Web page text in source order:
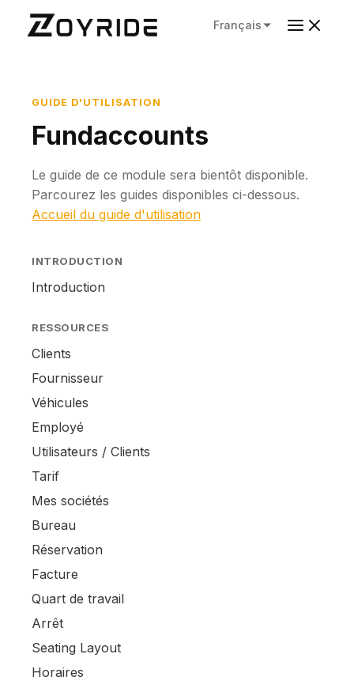
Français
GUIDE D'UTILISATION
Fundaccounts
Le guide de ce module sera bientôt disponible.
Parcourez les guides disponibles ci-dessous.
Accueil du guide d'utilisation
INTRODUCTION
Introduction
RESSOURCES
Clients
Fournisseur
Véhicules
Employé
Utilisateurs / Clients
Tarif
Mes sociétés
Bureau
Réservation
Facture
Quart de travail
Arrêt
Seating Layout
Horaires